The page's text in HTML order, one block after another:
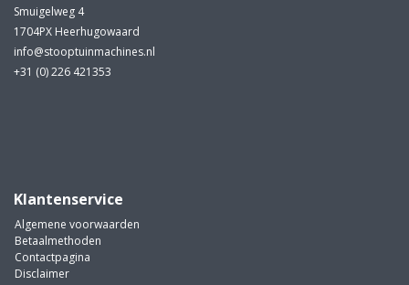
Smuigelweg 4
1704PX Heerhugowaard
info@stooptuinmachines.nl
+31 (0) 226 421353
Klantenservice
Algemene voorwaarden
Betaalmethoden
Contactpagina
Disclaimer